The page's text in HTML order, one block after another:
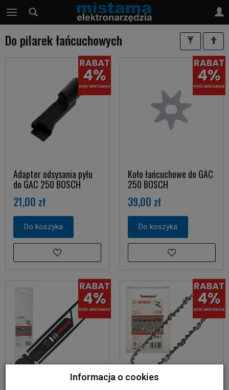
Do pilarek łańcuchowych
Adapter odsysania pyłu
do GAC 250 BOSCH
21,00 zł
Do koszyka
Koło łańcuchowe do GAC
250 BOSCH
39,00 zł
Do koszyka
Informacja o cookies